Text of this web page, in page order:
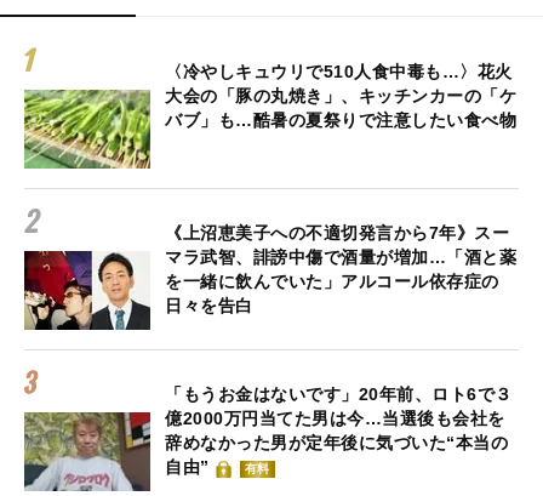
〈冷やしキュウリで510人食中毒も…〉花火
大会の「豚の丸焼き」、キッチンカーの「ケ
バブ」も…酷暑の夏祭りで注意したい食べ物
《上沼恵美子への不適切発言から7年》スー
マラ武智、誹謗中傷で酒量が増加…「酒と薬
を一緒に飲んでいた」アルコール依存症の
日々を告白
「もうお金はないです」20年前、ロト6で３
億2000万円当てた男は今…当選後も会社を
辞めなかった男が定年後に気づいた“本当の
自由”
有料